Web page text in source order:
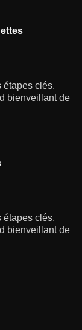
étapes clés,
bienveillant de
étapes clés,
bienveillant de